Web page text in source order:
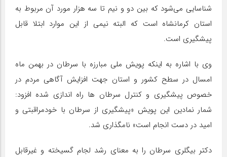
شناسایی می‌شود که بین دو و نیم تا سه هزار مورد آن مربوط به
استان کرمانشاه است که البته نیمی از این موارد ابتلا قابل
پیشگیری است.
وی با اشاره به اینکه پویش ملی مبارزه با سرطان در بهمن ماه
امسال در سطح کشور و استان جهت افزایش آگاهی مردم در
خصوص پیشگیری و کنترل سرطان ها راه اندازی شده افزود:
شمار نمادین این پویش «پیشگیری از سرطان با خودمراقبتی و
امید در دست انجام است» نامگذاری شد.
دکتر بیگلری سرطان را به معنای رشد لجام گسیخته و غیرقابل